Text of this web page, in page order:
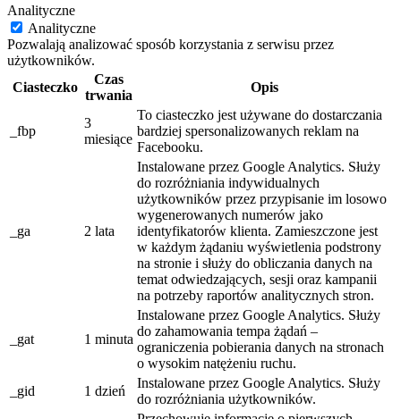
Analityczne
Analityczne
Pozwalają analizować sposób korzystania z serwisu przez
użytkowników.
Ciasteczko
Czas
trwania
Opis
_fbp
3
miesiące
To ciasteczko jest używane do dostarczania
bardziej spersonalizowanych reklam na
Facebooku.
_ga 2 lata
Instalowane przez Google Analytics. Służy
do rozróżniania indywidualnych
użytkowników przez przypisanie im losowo
wygenerowanych numerów jako
identyfikatorów klienta. Zamieszczone jest
w każdym żądaniu wyświetlenia podstrony
na stronie i służy do obliczania danych na
temat odwiedzających, sesji oraz kampanii
na potrzeby raportów analitycznych stron.
_gat 1 minuta
Instalowane przez Google Analytics. Służy
do zahamowania tempa żądań –
ograniczenia pobierania danych na stronach
o wysokim natężeniu ruchu.
_gid
1 dzień
Instalowane przez Google Analytics. Służy
do rozróżniania użytkowników.